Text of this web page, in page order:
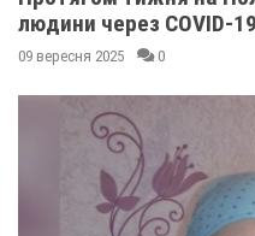
людини через COVID-19
09 вересня 2025 0